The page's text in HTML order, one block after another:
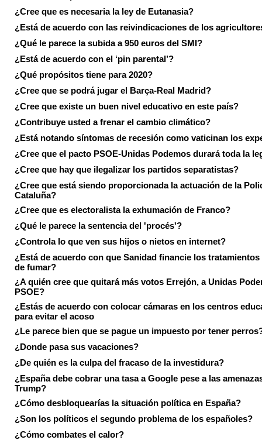
¿Cree que es necesaria la ley de Eutanasia?
¿Está de acuerdo con las reivindicaciones de los
¿Qué le parece la subida a 950 euros del SMI?
¿Está de acuerdo con el ‘pin parental’?
¿Qué propósitos tiene para 2020?
¿Cree que se podrá jugar el Barça-Real Madrid?
¿Cree que existe un buen nivel educativo en este país?
¿Contribuye usted a frenar el cambio climático?
¿Está notando síntomas de recesión como vaticinan los
¿Cree que el pacto PSOE-Unidas Podemos durará toda la
¿Cree que hay que ilegalizar los partidos separatistas?
¿Cree que está siendo proporcionada la actuación de la
Cataluña?
¿Cree que es electoralista la exhumación de Franco?
¿Qué le parece la sentencia del 'procés'?
¿Controla lo que ven sus hijos o nietos en internet?
¿Está de acuerdo con que Sanidad financie los tratamientos
de fumar?
¿A quién cree que quitará más votos Errejón, a Unidas
PSOE?
¿Estás de acuerdo con colocar cámaras en los centros
para evitar el acoso
¿Le parece bien que se pague un impuesto por tener
¿Donde pasa sus vacaciones?
¿De quién es la culpa del fracaso de la investidura?
¿España debe cobrar una tasa a Google pese a las
Trump?
¿Cómo desbloquearías la situación política en España?
¿Son los políticos el segundo problema de los españoles?
¿Cómo combates el calor?